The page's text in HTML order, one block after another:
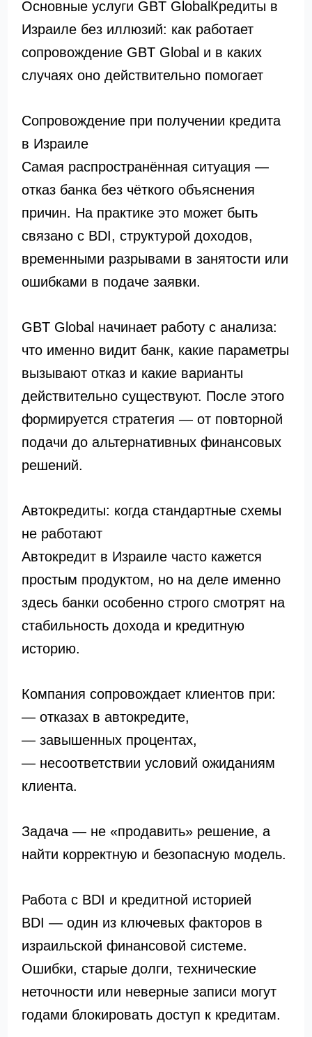
Основные услуги GBT GlobalКредиты в
Израиле без иллюзий: как работает
сопровождение GBT Global и в каких
случаях оно действительно помогает
Сопровождение при получении кредита
в Израиле
Самая распространённая ситуация —
отказ банка без чёткого объяснения
причин. На практике это может быть
связано с BDI, структурой доходов,
временными разрывами в занятости или
ошибками в подаче заявки.
GBT Global начинает работу с анализа:
что именно видит банк, какие параметры
вызывают отказ и какие варианты
действительно существуют. После этого
формируется стратегия — от повторной
подачи до альтернативных финансовых
решений.
Автокредиты: когда стандартные схемы
не работают
Автокредит в Израиле часто кажется
простым продуктом, но на деле именно
здесь банки особенно строго смотрят на
стабильность дохода и кредитную
историю.
Компания сопровождает клиентов при:
— отказах в автокредите,
— завышенных процентах,
— несоответствии условий ожиданиям
клиента.
Задача — не «продавить» решение, а
найти корректную и безопасную модель.
Работа с BDI и кредитной историей
BDI — один из ключевых факторов в
израильской финансовой системе.
Ошибки, старые долги, технические
неточности или неверные записи могут
годами блокировать доступ к кредитам.